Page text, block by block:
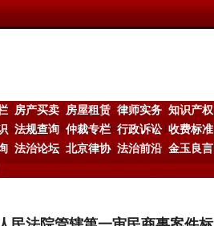
房产买卖 房屋租赁 律师实务 知识产权
法规查询 仲裁专栏 行政诉讼 收费标准
法治论坛 北京律协 法治前沿 金玉良言